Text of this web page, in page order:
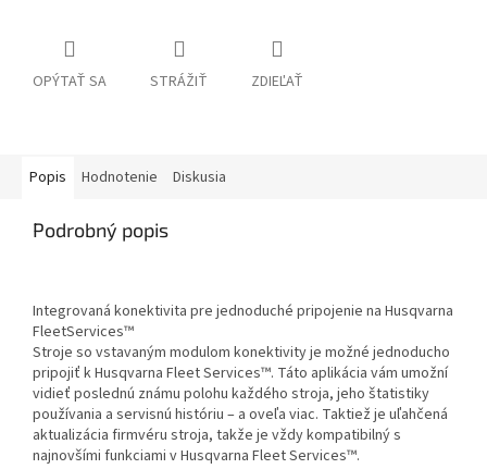
OPÝTAŤ SA STRÁŽIŤ ZDIEĽAŤ
Popis Hodnotenie Diskusia
Podrobný popis
Integrovaná konektivita pre jednoduché pripojenie na Husqvarna
FleetServices™
Stroje so vstavaným modulom konektivity je možné jednoducho
pripojiť k Husqvarna Fleet Services™. Táto aplikácia vám umožní
vidieť poslednú známu polohu každého stroja, jeho štatistiky
používania a servisnú históriu – a oveľa viac. Taktiež je uľahčená
aktualizácia firmvéru stroja, takže je vždy kompatibilný s
najnovšími funkciami v Husqvarna Fleet Services™.